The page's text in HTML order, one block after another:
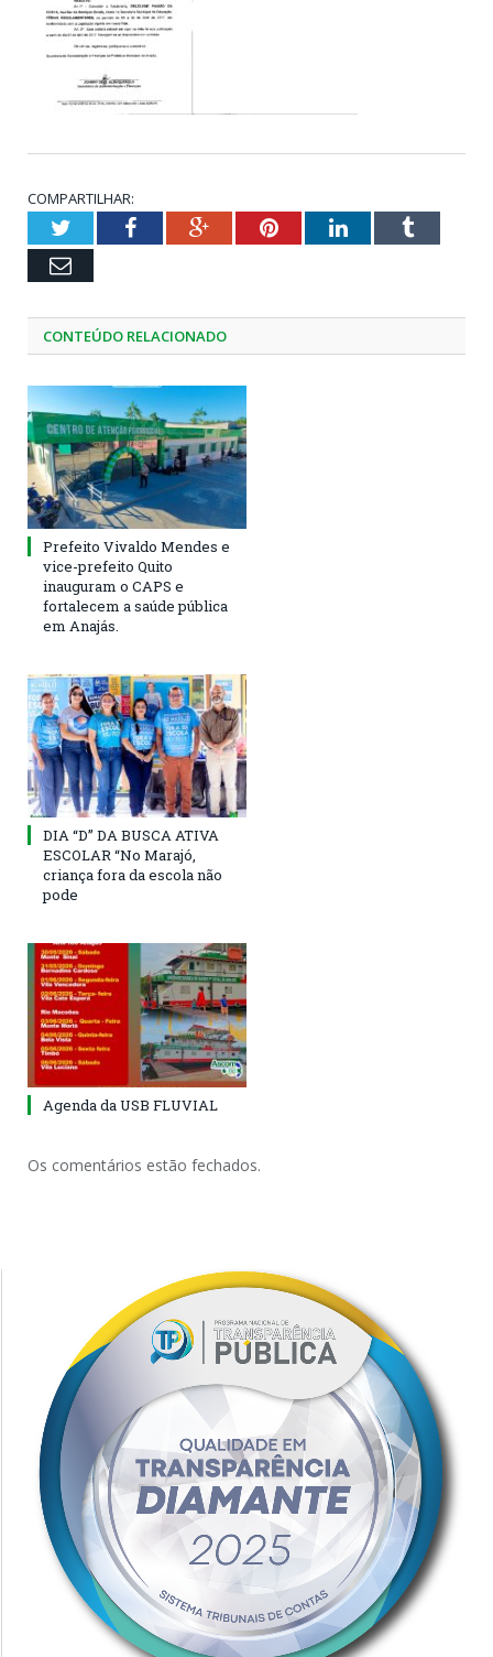
COMPARTILHAR:
TwitterFacebookGoogle+PinterestLinkedInTumblr
Email
CONTEÚDO RELACIONADO
Prefeito Vivaldo Mendes e
vice-prefeito Quito
inauguram o CAPS e
fortalecem a saúde pública
em Anajás.
DIA “D” DA BUSCA ATIVA
ESCOLAR “No Marajó,
criança fora da escola não
pode
Agenda da USB FLUVIAL
Os comentários estão fechados.